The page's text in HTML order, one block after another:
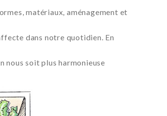
matériaux, aménagement et
dans notre quotidien. En
nous soit plus harmonieuse